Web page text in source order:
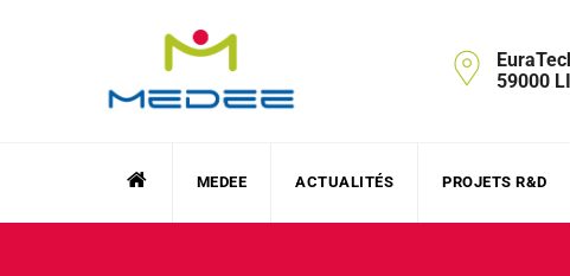
59000
MEDEE ACTUALITÉS PROJETS R&D